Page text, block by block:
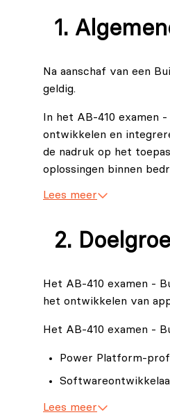
Na aanschaf van een
geldig.
In het AB-410
ontwikkelen en
de nadruk op het
oplossingen binnen
Daarnaast wordt er in
Lees meer
Het AB-410 examen -
het ontwikkelen van
Het AB-410 examen -
Power Platform-
ICT‑professionals
Lees meer